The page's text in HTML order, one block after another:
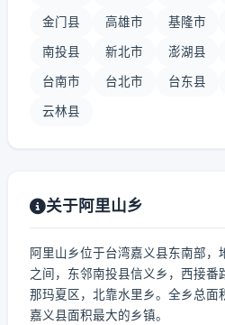
金门县 高雄市 基隆市
南投县 新北市 澎湖县
台南市 台北市 台东县
云林县
关于阿里山乡
阿里山乡位于台湾嘉义县东南部，
之间，东邻南投县信义乡，西接番
那玛夏区，北靠水里乡。全乡总面
嘉义县面积最大的乡镇。